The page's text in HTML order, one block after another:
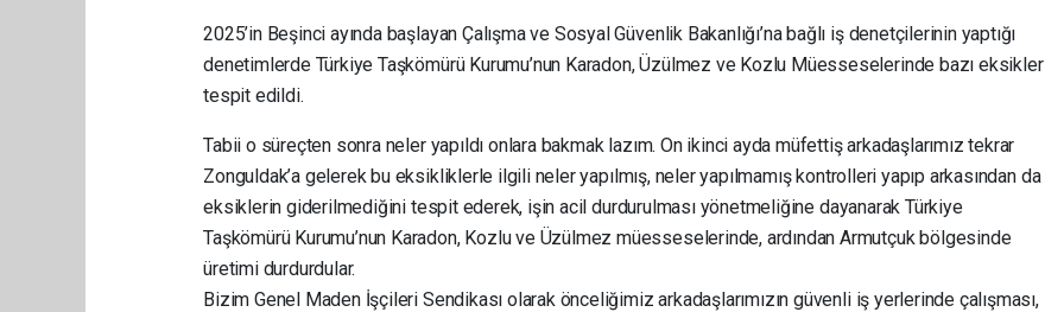
2025’in Beşinci ayında başlayan Çalışma ve Sosyal Güvenlik Bakanlığı’na bağlı iş denetçilerinin yaptığı
denetimlerde Türkiye Taşkömürü Kurumu’nun Karadon, Üzülmez ve Kozlu Müesseselerinde bazı eksikler
tespit edildi.
Tabii o süreçten sonra neler yapıldı onlara bakmak lazım. On ikinci ayda müfettiş arkadaşlarımız tekrar
Zonguldak’a gelerek bu eksikliklerle ilgili neler yapılmış, neler yapılmamış kontrolleri yapıp arkasından da
eksiklerin giderilmediğini tespit ederek, işin acil durdurulması yönetmeliğine dayanarak Türkiye
Taşkömürü Kurumu’nun Karadon, Kozlu ve Üzülmez müesseselerinde, ardından Armutçuk bölgesinde
üretimi durdurdular.
Bizim Genel Maden İşçileri Sendikası olarak önceliğimiz arkadaşlarımızın güvenli iş yerlerinde çalışması,